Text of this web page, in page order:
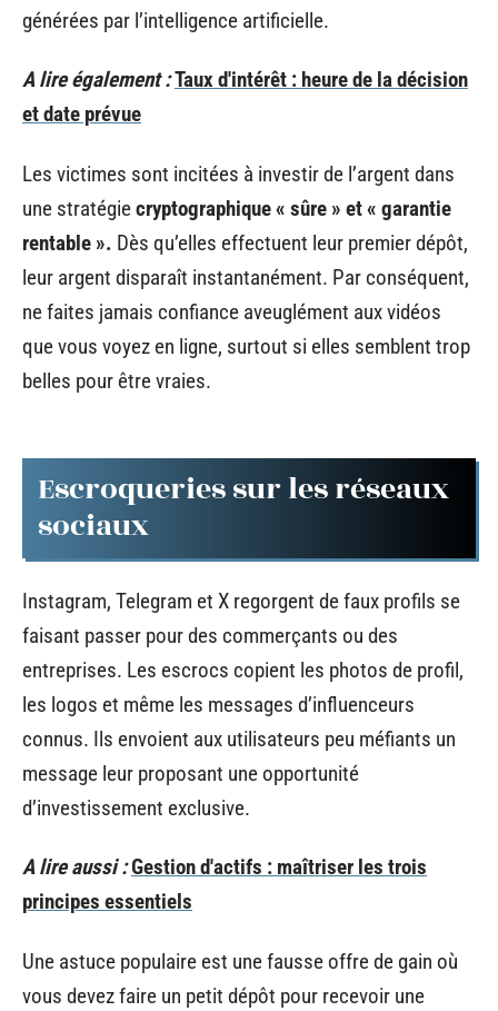
générées par l’intelligence artificielle.
A lire également :Taux d'intérêt : heure de la décision
et date prévue
Les victimes sont incitées à investir de l’argent dans
une stratégiecryptographique « sûre » et « garantie
rentable ». Dès qu’elles effectuent leur premier dépôt,
leur argent disparaît instantanément. Par conséquent,
ne faites jamais confiance aveuglément aux vidéos
que vous voyez en ligne, surtout si elles semblent trop
belles pour être vraies.
Escroqueries sur les réseaux
sociaux
Instagram, Telegram et X regorgent de faux profils se
faisant passer pour des commerçants ou des
entreprises. Les escrocs copient les photos de profil,
les logos et même les messages d’influenceurs
connus. Ils envoient aux utilisateurs peu méfiants un
message leur proposant une opportunité
d’investissement exclusive.
A lire aussi :Gestion d'actifs : maîtriser les trois
principes essentiels
Une astuce populaire est une fausse offre de gain où
vous devez faire un petit dépôt pour recevoir une